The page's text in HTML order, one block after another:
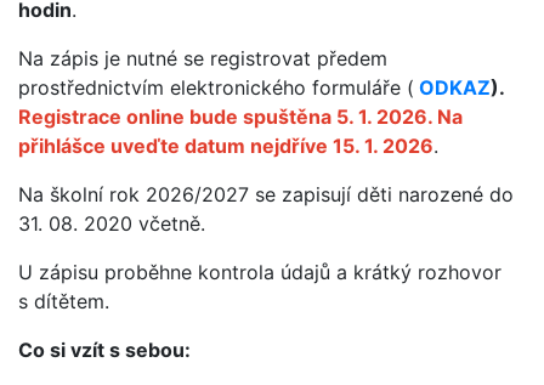
hodin.
Na zápis je nutné se registrovat předem
prostřednictvím elektronického formuláře ( ODKAZ).
Registrace online bude spuštěna 5. 1. 2026. Na
přihlášce uveďte datum nejdříve 15. 1. 2026.
Na školní rok 2026/2027 se zapisují děti narozené do
31. 08. 2020 včetně.
U zápisu proběhne kontrola údajů a krátký rozhovor
s dítětem.
Co si vzít s sebou: